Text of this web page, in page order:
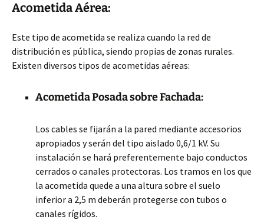
Acometida Aérea:
Este tipo de acometida se realiza cuando la red de
distribución es pública, siendo propias de zonas rurales.
Existen diversos tipos de acometidas aéreas:
Acometida Posada sobre Fachada:
Los cables se fijarán a la pared mediante accesorios
apropiados y serán del tipo aislado 0,6/1 kV. Su
instalación se hará preferentemente bajo conductos
cerrados o canales protectoras. Los tramos en los que
la acometida quede a una altura sobre el suelo
inferior a 2,5 m deberán protegerse con tubos o
canales rígidos.